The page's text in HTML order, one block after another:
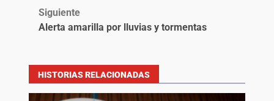
Siguiente
Alerta amarilla por lluvias y tormentas
HISTORIAS RELACIONADAS